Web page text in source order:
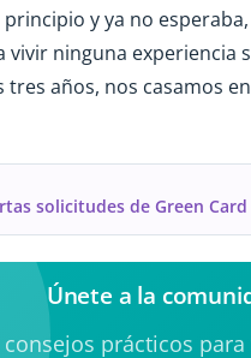
y ya no
vivir ninguna
años, nos casamos
solicitudes de Green Card
Únete a la
consejos prácticos